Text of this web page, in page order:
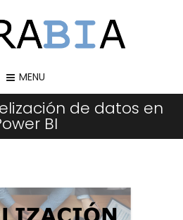
MENU
de datos en
BI